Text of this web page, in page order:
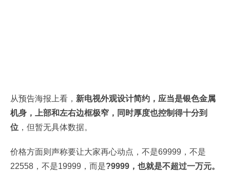
从预告海报上看， 新电视外观设计简约，应当是银色金属
机身，上部和左右边框极窄，同时厚度也控制得十分到
位 ，但暂无具体数据。
价格方面则声称要让大家再心动点，不是69999，不是
22558，不是19999，而是?9999，也就是不超过一万元。